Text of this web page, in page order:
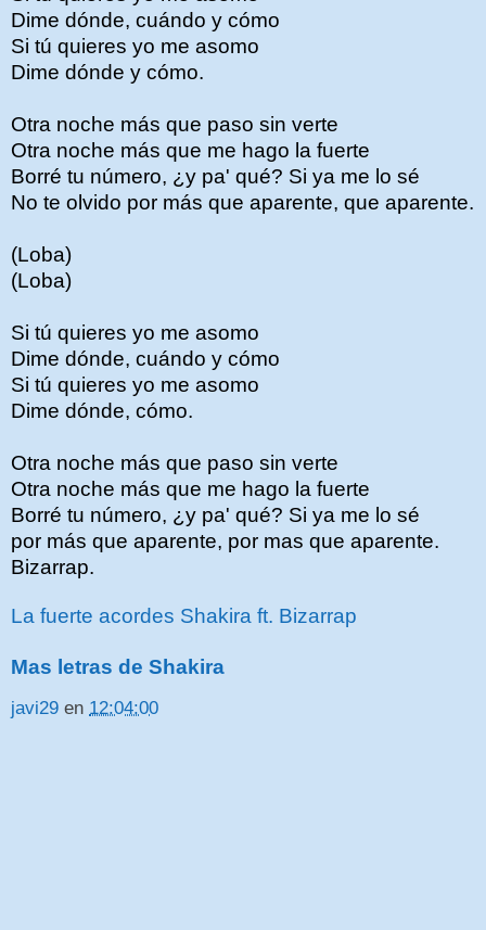
Dime dónde, cuándo y cómo
Si tú quieres yo me asomo
Dime dónde y cómo.
Otra noche más que paso sin verte
Otra noche más que me hago la fuerte
Borré tu número, ¿y pa' qué? Si ya me lo sé
No te olvido por más que aparente, que aparente.
(Loba)
(Loba)
Si tú quieres yo me asomo
Dime dónde, cuándo y cómo
Si tú quieres yo me asomo
Dime dónde, cómo.
Otra noche más que paso sin verte
Otra noche más que me hago la fuerte
Borré tu número, ¿y pa' qué? Si ya me lo sé
por más que aparente, por mas que aparente.
Bizarrap.
La fuerte acordes Shakira ft. Bizarrap
Mas letras de Shakira
javi29 en 12:04:00